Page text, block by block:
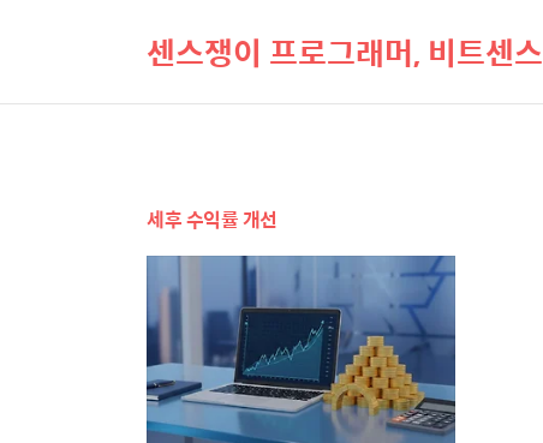
센스쟁이 프로그래머, 비트센스
세후 수익률 개선